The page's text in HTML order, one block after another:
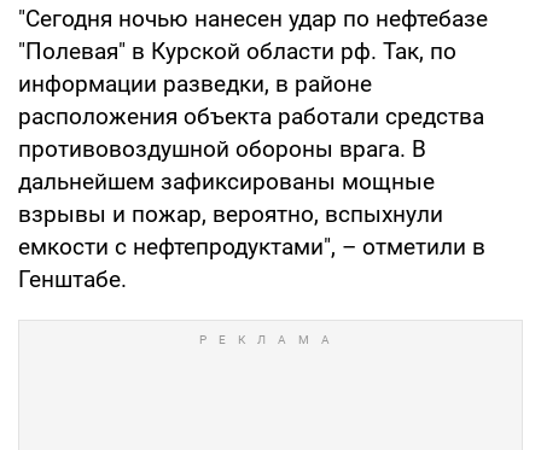
"Сегодня ночью нанесен удар по нефтебазе
"Полевая" в Курской области рф. Так, по
информации разведки, в районе
расположения объекта работали средства
противовоздушной обороны врага. В
дальнейшем зафиксированы мощные
взрывы и пожар, вероятно, вспыхнули
емкости с нефтепродуктами", – отметили в
Генштабе.